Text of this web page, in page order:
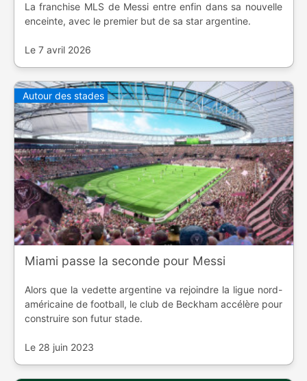
La franchise MLS de Messi entre enfin dans sa nouvelle
enceinte, avec le premier but de sa star argentine.
Le 7 avril 2026
Autour des stades
Miami passe la seconde pour Messi
Alors que la vedette argentine va rejoindre la ligue nord-
américaine de football, le club de Beckham accélère pour
construire son futur stade.
Le 28 juin 2023